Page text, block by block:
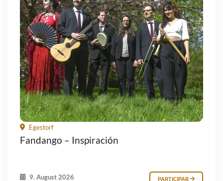
Egestorf
Fandango – Inspiración
9. August 2026 PARTICIPAR